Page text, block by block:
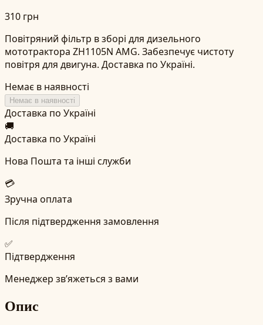
310 грн
Повітряний фільтр в зборі для дизельного
мототрактора ZH1105N AMG. Забезпечує чистоту
повітря для двигуна. Доставка по Україні.
Немає в наявності
Немає в наявності
Доставка по Україні
🚚
Доставка по Україні
Нова Пошта та інші служби
💳
Зручна оплата
Після підтвердження замовлення
✅
Підтвердження
Менеджер зв’яжеться з вами
Опис